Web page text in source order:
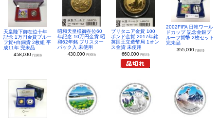
天皇陛下御在位十年
記念 1万円金貨プルー
フ貨+白銅貨 2枚組 平
成11年 完未品
458,000 円(税別)
昭和天皇様御在位60
年記念 10万円金貨 昭
和62年銘 ブリスター
パック入 未使用
430,000 円(税別)
ブリタニア金貨 100
ポンド金貨 2017年銘
英国王立造幣局 1オン
ス金貨 未使用
660,000 円(税別)
2002FIFA 日韓ワール
ドカップ 記念金銀プ
ルーフ貨幣 2枚セット
完未品
355,000 円(税別)